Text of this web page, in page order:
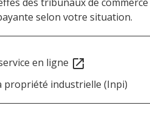
selon votre situation.
en ligne open_in_new
propriété industrielle (Inpi)